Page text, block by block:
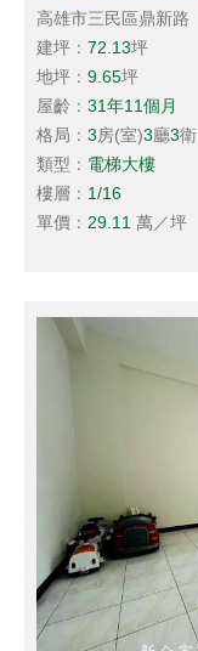
高雄市三民區鼎新路
建坪：72.13坪
地坪：9.65坪
屋齡：31年11個月
格局：3房(室)3廳3衛
類型： 電梯大樓
樓層： 1/16
單價：29.11 萬／坪